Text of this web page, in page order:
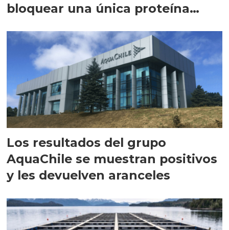
bloquear una única proteína
Los resultados del grupo
AquaChile se muestran positivos
y les devuelven aranceles